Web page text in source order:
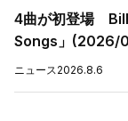
4曲が初登場
Songs」(2026/
ニュース2026.8.6